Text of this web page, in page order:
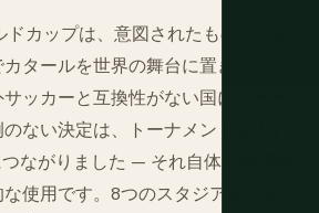
カップは、意図されたものと意図
タールを世界の舞台に置きまし
ッカーと互換性がない国にトーナ
ない決定は、トーナメントを11月
ながりました — それ自体が経済的
使用です。8つのスタジアムと関